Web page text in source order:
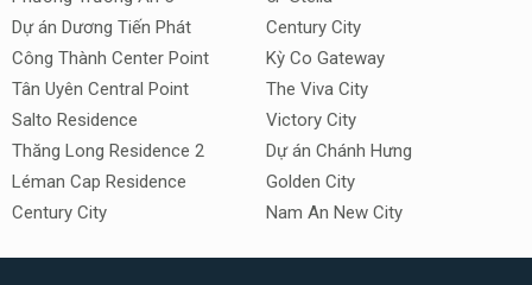
Dự án Dương Tiến Phát
Công Thành Center Point
Tân Uyên Central Point
Salto Residence
Thăng Long Residence 2
Léman Cap Residence
Century City
Century City
Kỳ Co Gateway
The Viva City
Victory City
Dự án Chánh Hưng
Golden City
Nam An New City